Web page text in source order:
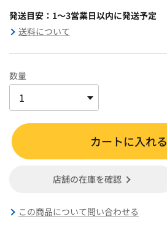
発送目安：1～3営業日以内に発送予定
送料について
数量
カートに入れる
店舗の在庫を確認
この商品について問い合わせる